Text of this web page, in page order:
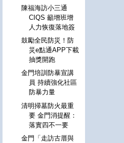
陳福海訪小三通
CIQS 籲增班增
人力恢復落地簽
鼓勵全民防災！防
災e點通APP下載
抽獎開跑
金門培訓防暴宣講
員 持續強化社區
防暴力量
清明掃墓防火最重
要 金門消提醒：
落實四不一要
金門「走訪古厝與